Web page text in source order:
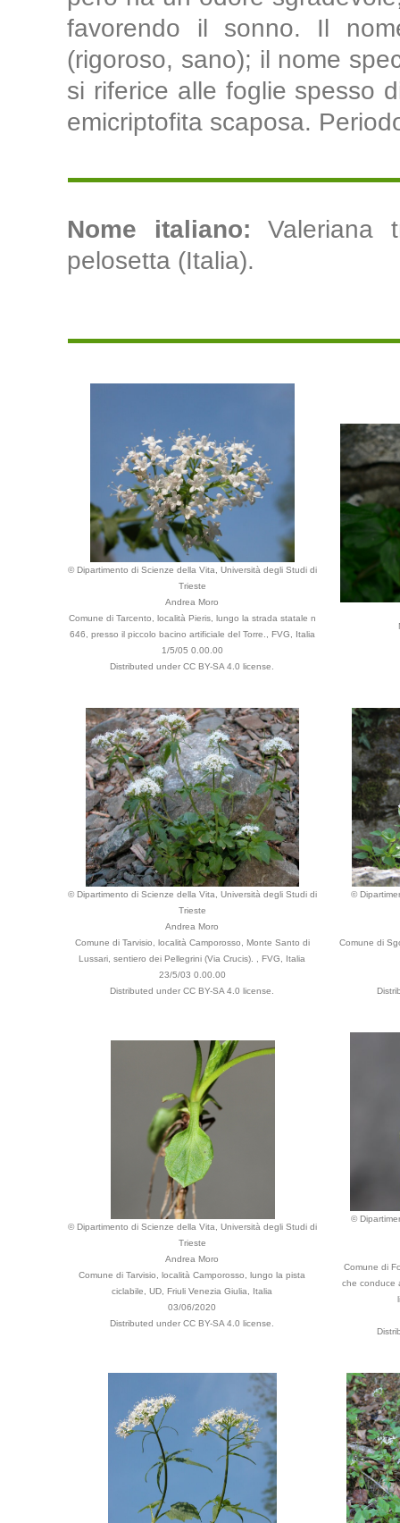
favorendo il sonno. Il
(rigoroso, sano); il nome
si riferice alle foglie spesso
emicriptofita scaposa.
Nome italiano:Valeriana
pelosetta (Italia).
© Dipartimento di Scienze della Vita, Università degli Studi di
Trieste
Andrea Moro
Comune di Tarcento, località Pieris, lungo la strada statale n
646, presso il piccolo bacino artificiale del Torre., FVG, Italia
1/5/05 0.00.00
Distributed under CC BY-SA 4.0 license.
© Dipartimento di Scienze della Vita, Università degli Studi di
Trieste
Andrea Moro
Comune di Tarvisio, località Camporosso, Monte Santo di
Lussari, sentiero dei Pellegrini (Via Crucis). , FVG, Italia
23/5/03 0.00.00
Distributed under CC BY-SA 4.0 license.
©
Comune di
© Dipartimento di Scienze della Vita, Università degli Studi di
Trieste
Andrea Moro
Comune di Tarvisio, località Camporosso, lungo la pista
ciclabile, UD, Friuli Venezia Giulia, Italia
03/06/2020
Distributed under CC BY-SA 4.0 license.
©
Comune di
che conduce